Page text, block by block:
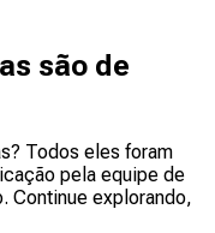
são de
Todos eles foram
pela equipe de
Continue explorando,